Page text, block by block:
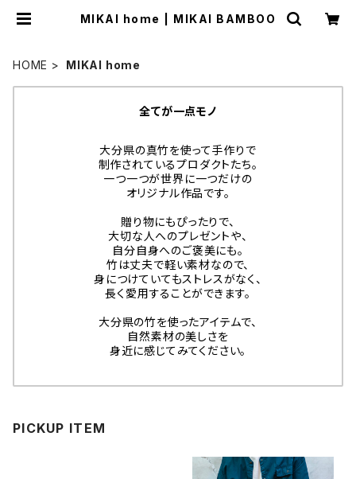
MIKAI home | MIKAI BAMBOO
HOME MIKAI home
全てが一点モノ
大分県の真竹を使って手作りで
制作されているプロダクトたち。
一つ一つが世界に一つだけの
オリジナル作品です。
贈り物にもぴったりで、
大切な人へのプレゼントや、
自分自身へのご褒美にも。
竹は丈夫で軽い素材なので、
身につけていてもストレスがなく、
長く愛用することができます。
大分県の竹を使ったアイテムで、
自然素材の美しさを
身近に感じてみてください。
PICKUP ITEM